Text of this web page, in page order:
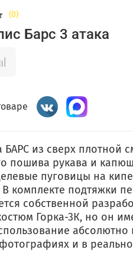
(0)
Барс 3 атака
БАРС из сверх плотной
пошива рукава и
пуговицы на
комплекте подтяжки
собственной
Горка-3К, но он
и в